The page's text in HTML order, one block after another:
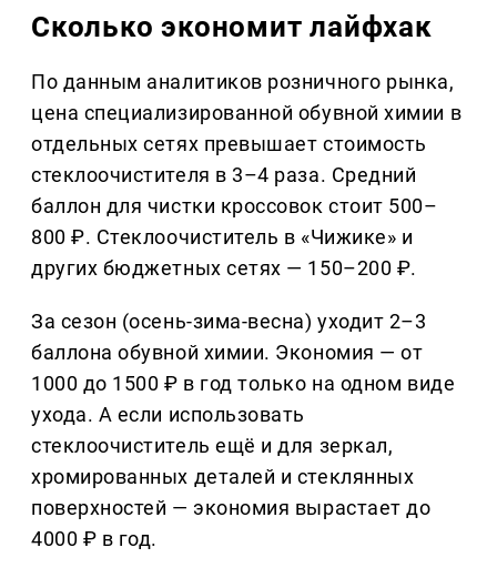
Сколько экономит лайфхак
По данным аналитиков розничного рынка,
цена специализированной обувной химии в
отдельных сетях превышает стоимость
стеклоочистителя в 3–4 раза. Средний
баллон для чистки кроссовок стоит 500–
800 ₽. Стеклоочиститель в «Чижике» и
других бюджетных сетях — 150–200 ₽.
За сезон (осень-зима-весна) уходит 2–3
баллона обувной химии. Экономия — от
1000 до 1500 ₽ в год только на одном виде
ухода. А если использовать
стеклоочиститель ещё и для зеркал,
хромированных деталей и стеклянных
поверхностей — экономия вырастает до
4000 ₽ в год.